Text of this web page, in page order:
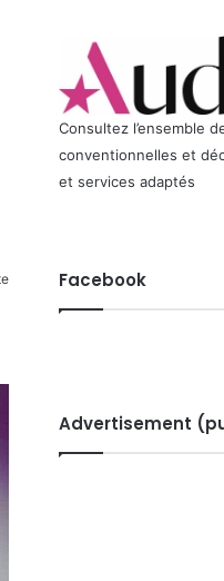
Consultez l’ensemble
conventionnelles et
et services adaptés
Facebook
Advertisement